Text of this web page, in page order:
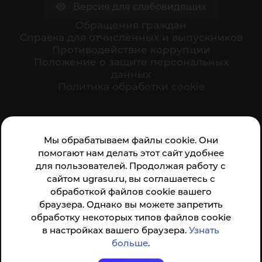
Мы обрабатываем файлы cookie. Они
помогают нам делать этот сайт удобнее
для пользователей. Продолжая работу с
сайтом ugrasu.ru, вы соглашаетесь с
обработкой файлов cookie вашего
браузера. Однако вы можете запретить
обработку некоторых типов файлов cookie
в настройках вашего браузера.Узнать
больше.
организации:
Анкета доступна по QR-коду, а так же по прямой
ссылке